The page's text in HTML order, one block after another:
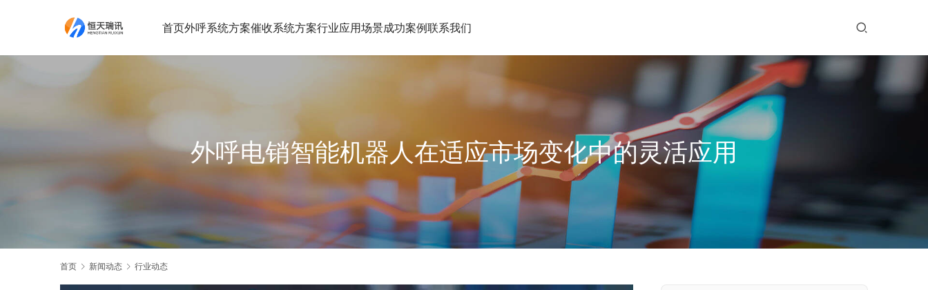
首页外呼系统方案催收系统方案行业应用场景成功案例联系我们
外呼电销智能机器人在适应市场变化中的灵活应用
首页 新闻动态 行业动态